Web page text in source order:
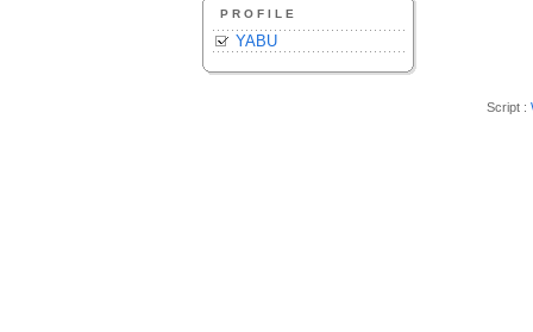
PROFILE
YABU
Script :